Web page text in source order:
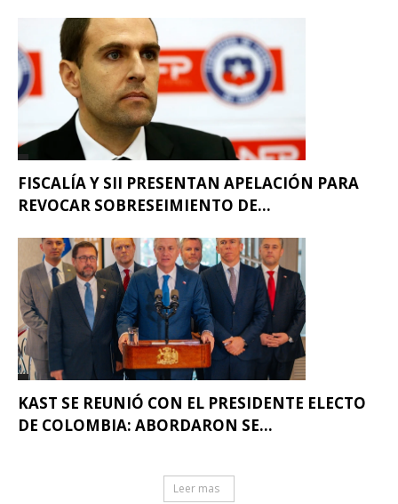
FISCALÍA Y SII PRESENTAN APELACIÓN PARA
REVOCAR SOBRESEIMIENTO DE...
KAST SE REUNIÓ CON EL PRESIDENTE ELECTO
DE COLOMBIA: ABORDARON SE...
Leer mas